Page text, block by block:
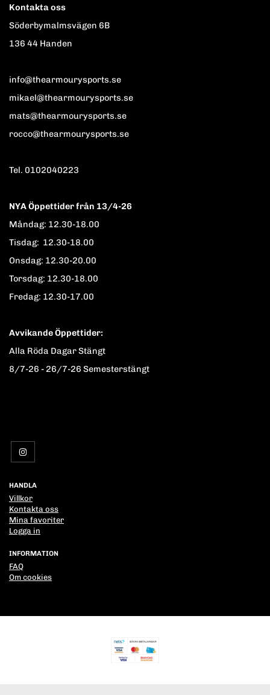
Kontakta oss
Söderbymalmsvägen 6B
136 44 Handen
info@thearmourysports.se
mikael@thearmourysports.se
mats@thearmourysports.se
rocco@thearmourysports.se
Tel. 0102040223
NYA Öppettider från 13/4-26
Måndag: 12.30-18.00
Tisdag: 12.30-18.00
Onsdag: 12.30-20.00
Torsdag: 12.30-18.00
Fredag: 12.30-17.00
Avvikande Öppettider:
Alla Röda Dagar Stängt
8/7-26 - 26/7-26 Semesterstängt
HANDLA
Villkor
Kontakta oss
Mina favoriter
Logga in
INFORMATION
FAQ
Om cookies